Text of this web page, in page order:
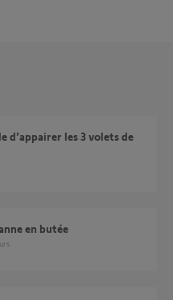
en butée